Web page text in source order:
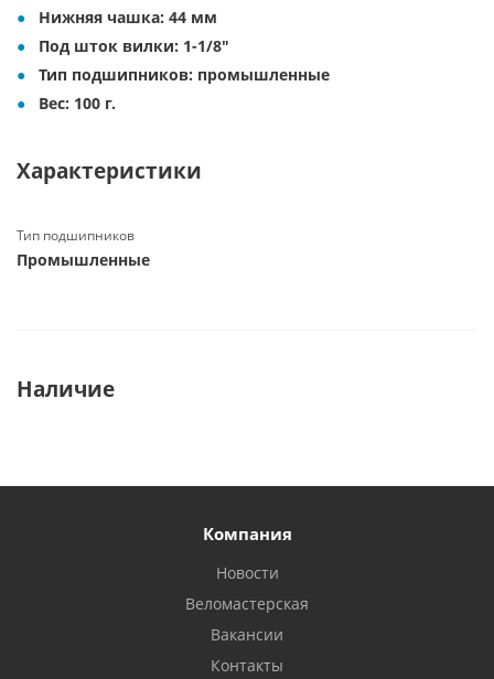
Нижняя чашка: 44 мм
Под шток вилки: 1-1/8"
Тип подшипников: промышленные
Вес: 100 г.
Характеристики
Тип подшипников
Промышленные
Наличие
Компания
Новости
Веломастерская
Вакансии
Контакты